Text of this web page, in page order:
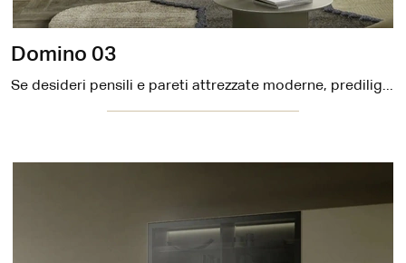
Domino 03
Se desideri pensili e pareti attrezzate moderne, prediligi il modello Domino 03 di Sangiacomo: clicca e scopri di più!